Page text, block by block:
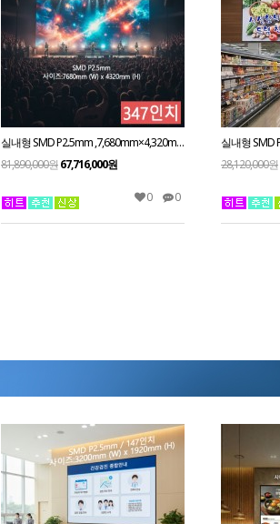
실내형 SMD P2.5mm ,7,680mm×4,320mm ,347인치 대형스크린
81,890,000원67,716,000원
0 0
28,120,000원